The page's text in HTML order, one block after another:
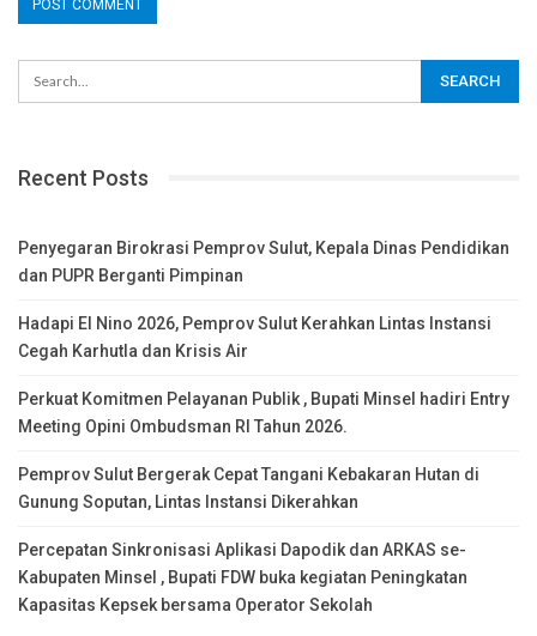
Recent Posts
Penyegaran Birokrasi Pemprov Sulut, Kepala Dinas Pendidikan
dan PUPR Berganti Pimpinan
Hadapi El Nino 2026, Pemprov Sulut Kerahkan Lintas Instansi
Cegah Karhutla dan Krisis Air
Perkuat Komitmen Pelayanan Publik , Bupati Minsel hadiri Entry
Meeting Opini Ombudsman RI Tahun 2026.
Pemprov Sulut Bergerak Cepat Tangani Kebakaran Hutan di
Gunung Soputan, Lintas Instansi Dikerahkan
Percepatan Sinkronisasi Aplikasi Dapodik dan ARKAS se-
Kabupaten Minsel , Bupati FDW buka kegiatan Peningkatan
Kapasitas Kepsek bersama Operator Sekolah